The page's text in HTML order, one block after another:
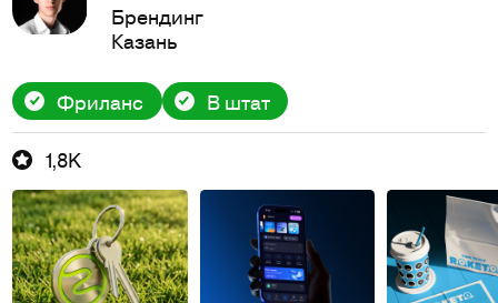
Брендинг
Казань
Фриланс В штат
1,8K